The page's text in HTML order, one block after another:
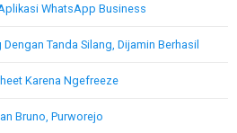
WhatsApp Business
Tanda Silang, Dijamin Berhasil
Karena Ngefreeze
Bruno, Purworejo